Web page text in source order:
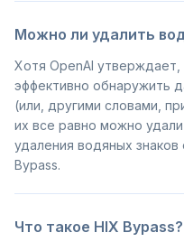
Можно ли удалить
Хотя OpenAI
эффективно обнаружить
(или, другими словами,
их все равно можно
удаления водяных
Bypass.
Что такое HIX Bypass?